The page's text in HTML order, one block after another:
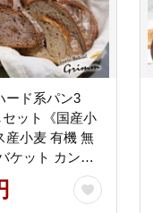
ード系パン3
ット《国産小
産小麦 有機 無
ケット カンパ
合わせ セット
※北海道・沖